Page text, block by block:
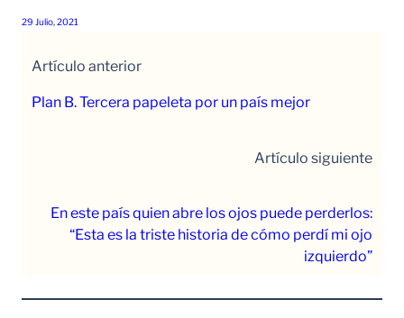
29 Julio, 2021
Artículo anterior
Plan B. Tercera papeleta por un país mejor
Artículo siguiente
En este país quien abre los ojos puede perderlos:
“Esta es la triste historia de cómo perdí mi ojo
izquierdo”